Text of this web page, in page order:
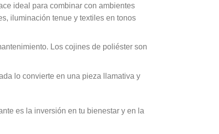
ideal para combinar con ambientes
iluminación tenue y textiles en tonos
Los cojines de poliéster son
lo convierte en una pieza llamativa y
es la inversión en tu bienestar y en la